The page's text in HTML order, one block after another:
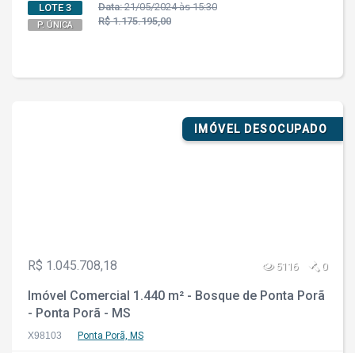
LOTE 3
P. ÚNICA
Data:21/05/2024 às 15:30
R$ 1.175.195,00
IMÓVEL DESOCUPADO
R$ 1.045.708,18 5116 0
Imóvel Comercial 1.440 m² - Bosque de Ponta Porã
- Ponta Porã - MS
X98103 Ponta Porã, MS